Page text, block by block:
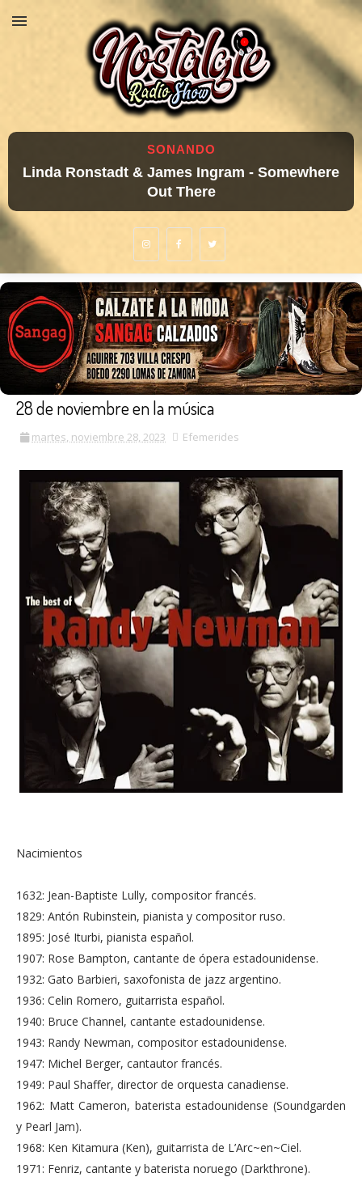
SONANDO
Linda Ronstadt & James Ingram - Somewhere
Out There
28 de noviembre en la música
martes, noviembre 28, 2023 Efemerides
Nacimientos
1632: Jean-Baptiste Lully, compositor francés.
1829: Antón Rubinstein, pianista y compositor ruso.
1895: José Iturbi, pianista español.
1907: Rose Bampton, cantante de ópera estadounidense.
1932: Gato Barbieri, saxofonista de jazz argentino.
1936: Celin Romero, guitarrista español.
1940: Bruce Channel, cantante estadounidense.
1943: Randy Newman, compositor estadounidense.
1947: Michel Berger, cantautor francés.
1949: Paul Shaffer, director de orquesta canadiense.
1962: Matt Cameron, baterista estadounidense (Soundgarden
y Pearl Jam).
1968: Ken Kitamura (Ken), guitarrista de L’Arc~en~Ciel.
1971: Fenriz, cantante y baterista noruego (Darkthrone).